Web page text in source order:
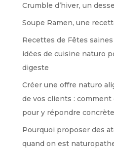
Crumble d’hiver, un
Soupe Ramen, une
Recettes de Fêtes
idées de cuisine naturo
digeste
Créer une offre naturo
de vos clients :
pour y répondre
Pourquoi proposer des
quand on est